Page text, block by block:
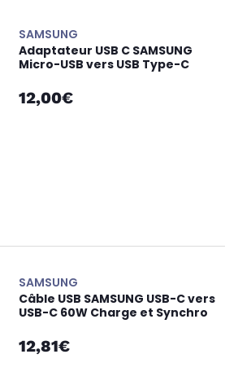
SAMSUNG
Adaptateur USB C SAMSUNG
Micro-USB vers USB Type-C
12,00€
SAMSUNG
Câble USB SAMSUNG USB-C vers
USB-C 60W Charge et Synchro
12,81€